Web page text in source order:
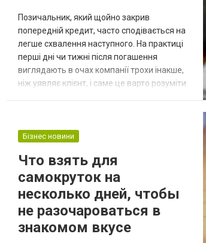
Позичальник, який щойно закрив
попередній кредит, часто сподівається на
легше схвалення наступного. На практиці
перші дні чи тижні після погашення
виглядають в очах компанії трохи інакше,
ніж уявляє клієнт, і саме це варто розуміти
відмову або меншу суму просто через
цей момент вважається окремим
випадком...
Бізнес новини
Что взять для
самокруток на
несколько дней, чтобы
не разочароваться в
знакомом вкусе